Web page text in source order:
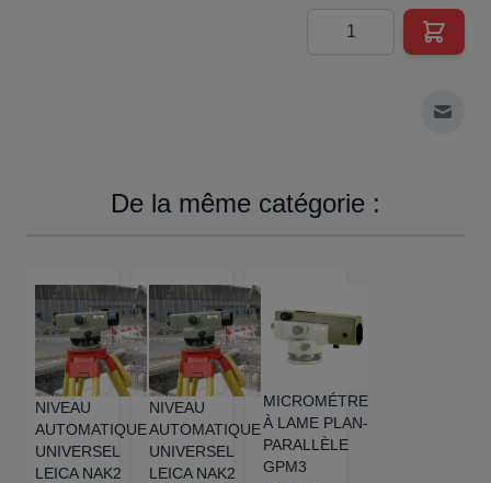
Quantité
De la même catégorie :
NIVEAU
AUTOMATIQUE
UNIVERSEL
LEICA NAK2
NIVEAU
AUTOMATIQUE
UNIVERSEL
LEICA NAK2
MICROMÉTRE
À LAME PLAN-
PARALLÈLE
GPM3